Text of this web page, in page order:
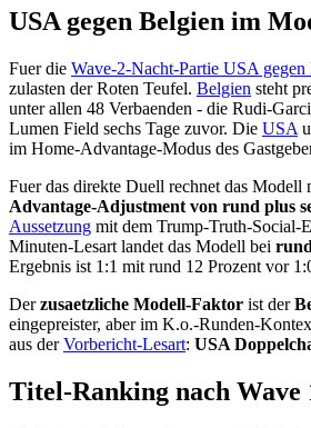
USA gegen Belgien im
Fuer die Wave-2-Nacht-Partie USA gegen
zulasten der Roten Teufel. Belgien steht
unter allen 48 Verbaenden - die Rudi-
Lumen Field sechs Tage zuvor. Die USA
im Home-Advantage-Modus des
Fuer das direkte Duell rechnet das Modell
Advantage-Adjustment von rund plus
Aussetzung mit dem Trump-Truth-Social-
Minuten-Lesart landet das Modell bei
Ergebnis ist 1:1 mit rund 12 Prozent vor
Derzusaetzliche Modell-Faktor ist der
eingepreister, aber im K.o.-Runden-
aus derVorbericht-Lesart: USA
Titel-Ranking nach Wave